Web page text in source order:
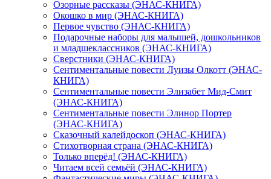
Озорные рассказы (ЭНАС-КНИГА)
Окошко в мир (ЭНАС-КНИГА)
Первое чувство (ЭНАС-КНИГА)
Подарочные наборы для малышей, дошкольников
и младшеклассников (ЭНАС-КНИГА)
Сверстники (ЭНАС-КНИГА)
Сентиментальные повести Луизы Олкотт (ЭНАС-
КНИГА)
Сентиментальные повести Элизабет Мид-Смит
(ЭНАС-КНИГА)
Сентиментальные повести Элинор Портер
(ЭНАС-КНИГА)
Сказочный калейдоскоп (ЭНАС-КНИГА)
Стихотворная страна (ЭНАС-КНИГА)
Только вперёд! (ЭНАС-КНИГА)
Читаем всей семьёй (ЭНАС-КНИГА)